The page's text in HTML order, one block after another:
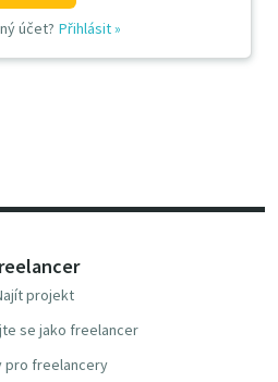
účet? Přihlásit»
projekt
se jako freelancer
pro freelancery